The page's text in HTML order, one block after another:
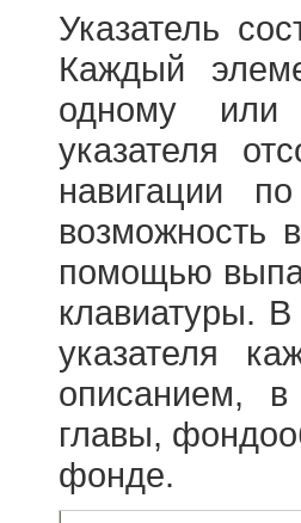
Указатель
Каждый
одному или
указателя
навигации
возможность
помощью
клавиатуры.
указателя
описанием, в
главы,
фонде.